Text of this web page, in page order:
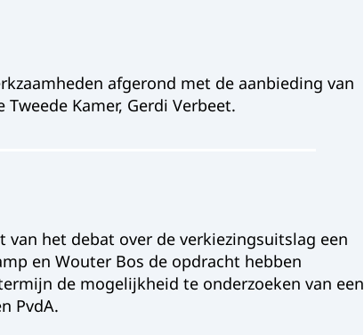
afgerond met de aanbieding van
Kamer, Gerdi Verbeet.
van het debat over de verkiezingsuitslag een
en Wouter Bos de opdracht hebben
de mogelijkheid te onderzoeken van een
PvdA.